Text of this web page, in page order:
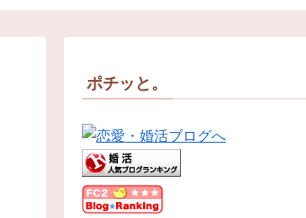
ポチッと。